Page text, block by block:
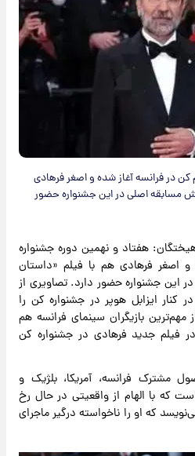
کن در فرانسه آغاز شده و اصغر فرهادی
مسابقه اصلی در این جشنواره حضور
هفتاد و نهمین دوره جشنواره
اصغر فرهادی هم با فیلم «داستان
این جشنواره حضور دارد. تصاویری از
کنار ایزابل هوپر در جشنواره کن را
بازیگران سینمای فرانسه هم
فیلم جدید فرهادی در جشنواره کن
مشترک فرانسه، آمریکا، بلژیک و
که با الهام از واقعیتی در حال رخ
که او را ناخواسته درگیر ماجرای